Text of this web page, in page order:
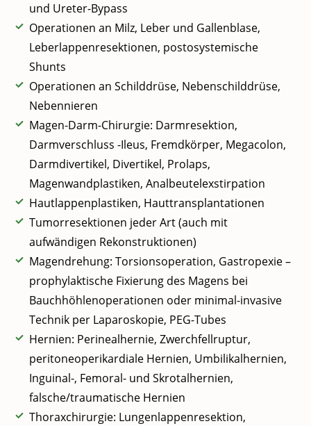
und Ureter-Bypass
Operationen an Milz, Leber und Gallenblase,
Leberlappenresektionen, postosystemische
Shunts
Operationen an Schilddrüse, Nebenschilddrüse,
Nebennieren
Magen-Darm-Chirurgie: Darmresektion,
Darmverschluss -Ileus, Fremdkörper, Megacolon,
Darmdivertikel, Divertikel, Prolaps,
Magenwandplastiken, Analbeutelexstirpation
Hautlappenplastiken, Hauttransplantationen
Tumorresektionen jeder Art (auch mit
aufwändigen Rekonstruktionen)
Magendrehung: Torsionsoperation, Gastropexie –
prophylaktische Fixierung des Magens bei
Bauchhöhlenoperationen oder minimal-invasive
Technik per Laparoskopie, PEG-Tubes
Hernien: Perinealhernie, Zwerchfellruptur,
peritoneoperikardiale Hernien, Umbilikalhernien,
Inguinal-, Femoral- und Skrotalhernien,
falsche/traumatische Hernien
Thoraxchirurgie: Lungenlappenresektion,